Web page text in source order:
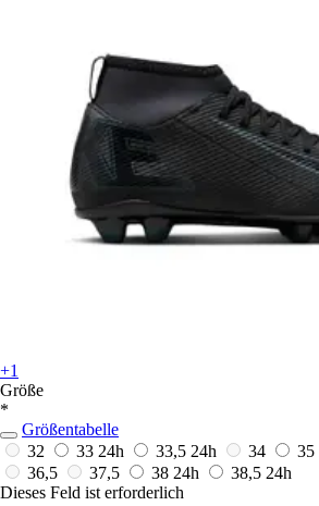
+1
Größe
*
Größentabelle
32
33 24h 33,5 24h 34 35
36,5
37,5 38 24h 38,5 24h
Dieses Feld ist erforderlich